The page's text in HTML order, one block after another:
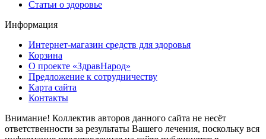
Статьи о здоровье
Информация
Интернет-магазин средств для здоровья
Корзина
О проекте «ЗдравНарод»
Предложение к сотрудничеству
Карта сайта
Контакты
Внимание! Коллектив авторов данного сайта не несёт
ответственности за результаты Вашего лечения, поскольку вся